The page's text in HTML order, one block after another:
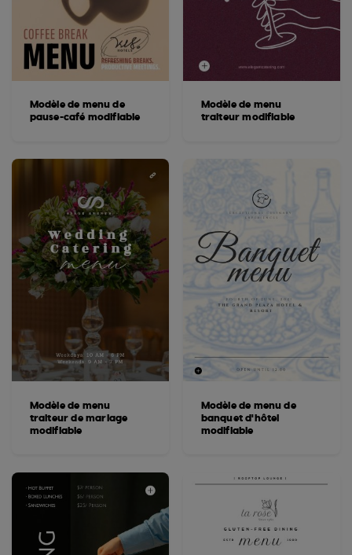
Modèle de menu de
pause-café modifiable
Modèle de menu
traiteur de mariage
modifiable
Modèle de menu
traiteur modifiable
Modèle de menu de
banquet d'hôtel
modifiable